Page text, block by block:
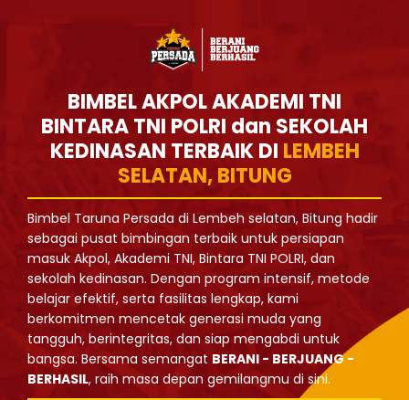
BIMBEL AKPOL AKADEMI TNI
BINTARA TNI POLRI dan SEKOLAH
KEDINASAN TERBAIK DI LEMBEH
SELATAN, BITUNG
Bimbel Taruna Persada di Lembeh selatan, Bitung hadir
sebagai pusat bimbingan terbaik untuk persiapan
masuk Akpol, Akademi TNI, Bintara TNI POLRI, dan
sekolah kedinasan. Dengan program intensif, metode
belajar efektif, serta fasilitas lengkap, kami
berkomitmen mencetak generasi muda yang
tangguh, berintegritas, dan siap mengabdi untuk
bangsa. Bersama semangat BERANI - BERJUANG -
BERHASIL, raih masa depan gemilangmu di sini.